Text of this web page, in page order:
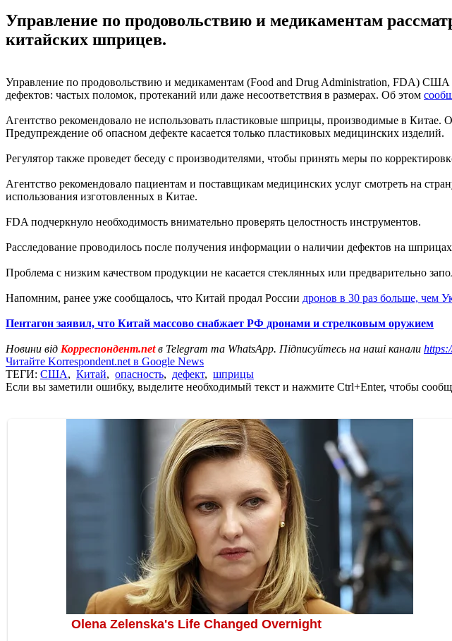
Управление по продовольствию и медикаментам
китайских шприцев.
Управление по продовольствию и медикаментам (Food and Drug Administration, FDA)
дефектов: частых поломок, протеканий или даже несоответствия в размерах. Об этом
Агентство рекомендовало не использовать пластиковые шприцы, производимые в
Предупреждение об опасном дефекте касается только пластиковых медицинских изделий.
Регулятор также проведет беседу с производителями, чтобы принять меры по
Агентство рекомендовало пациентам и поставщикам медицинских услуг смотреть на
использования изготовленных в Китае.
FDA подчеркнуло необходимость внимательно проверять целостность инструментов.
Расследование проводилось после получения информации о наличии дефектов на
Проблема с низким качеством продукции не касается стеклянных или предварительно
Напомним, ранее уже сообщалось, что Китай продал России дронов в 30 раз больше, чем
Пентагон заявил, что Китай массово снабжает РФ дронами и стрелковым оружием
Новини від Корреспондент.netв Telegram та WhatsApp. Підписуйтесь на наші канали
Читайте Korrespondent.net в Google News
ТЕГИ: США, Китай, опасность, дефект, шприцы
Если вы заметили ошибку, выделите необходимый текст и нажмите Ctrl+Enter, чтобы